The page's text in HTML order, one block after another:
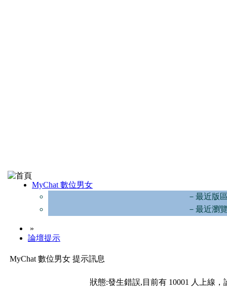
MyChat 數位男女
－最近版
－最近瀏
»
論壇提示
MyChat 數位男女 提示訊息
狀態:發生錯誤,目前有 10001 人上線